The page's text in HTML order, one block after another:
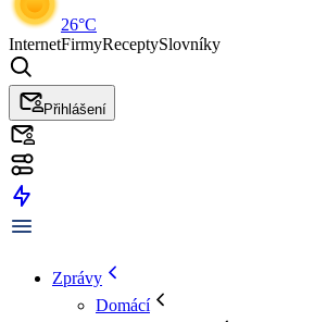
26°C
InternetFirmyReceptySlovníky
Přihlášení
Zprávy
Domácí